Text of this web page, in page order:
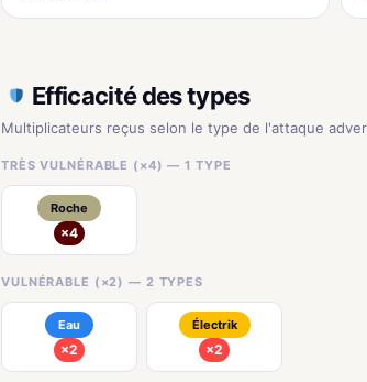
Efficacité des types
Multiplicateurs reçus selon le type de l'attaque
TRÈS VULNÉRABLE (×4) — 1 TYPE
Roche
×4
VULNÉRABLE (×2) — 2 TYPES
Eau
×2
Électrik
×2